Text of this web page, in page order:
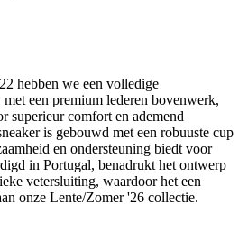
hebben we een volledige
met een premium lederen bovenwerk,
superieur comfort en ademend
is gebouwd met een robuuste cup
en ondersteuning biedt voor
in Portugal, benadrukt het ontwerp
vetersluiting, waardoor het een
onze Lente/Zomer '26 collectie.